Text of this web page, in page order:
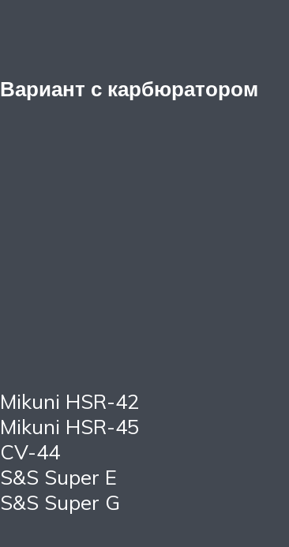
Вариант с карбюратором
Mikuni HSR-42
Mikuni HSR-45
CV-44
S&S Super E
S&S Super G